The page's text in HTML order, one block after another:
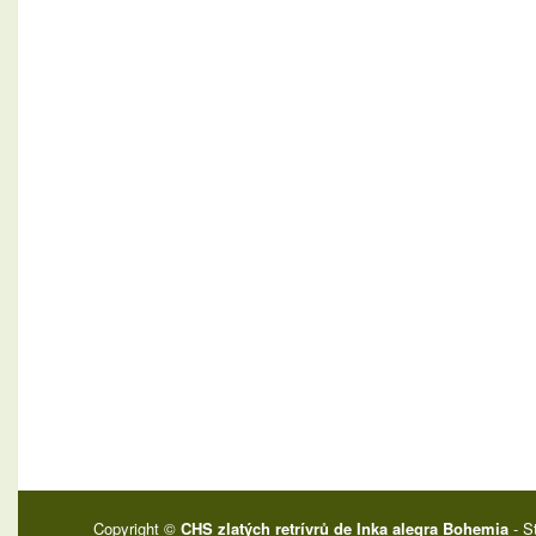
Copyright © CHS zlatých retrívrů de Inka alegra Bohemia -